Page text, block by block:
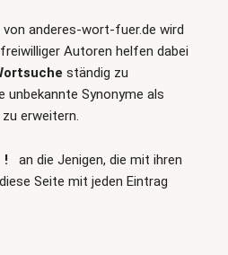
von anderes-wort-fuer.de wird
Autoren helfen dabei
ständig zu
unbekannte Synonyme als
erweitern.
an die Jenigen, die mit ihren
Seite mit jeden Eintrag